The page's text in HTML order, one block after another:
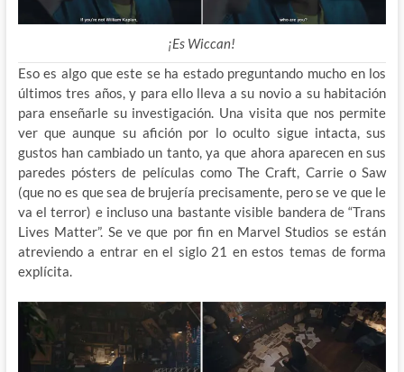
¡Es Wiccan!
Eso es algo que este se ha estado preguntando mucho en los
últimos tres años, y para ello lleva a su novio a su habitación
para enseñarle su investigación. Una visita que nos permite
ver que aunque su afición por lo oculto sigue intacta, sus
gustos han cambiado un tanto, ya que ahora aparecen en sus
paredes pósters de películas como The Craft, Carrie o Saw
(que no es que sea de brujería precisamente, pero se ve que le
va el terror) e incluso una bastante visible bandera de “Trans
Lives Matter”. Se ve que por fin en Marvel Studios se están
atreviendo a entrar en el siglo 21 en estos temas de forma
explícita.